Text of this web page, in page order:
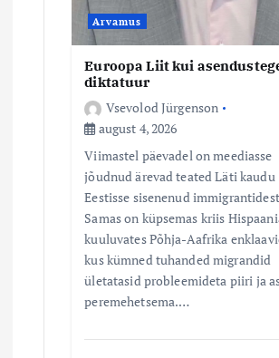
Arvamus
Euroopa Liit kui
diktatuur
Vsevolod Jürgenson
august 4, 2026
Viimastel päevadel on meediasse
jõudnud ärevad teated Läti kaudu
Eestisse sisenenud
Samas on küpsemas kriis
kuuluvates Põhja-Aafrika
kus kümned tuhanded migrandid
ületatasid probleemideta piiri ja
peremehetsema.…